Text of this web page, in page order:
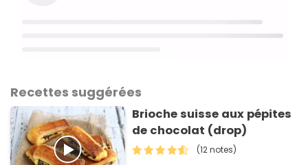
Recettes suggérées
Brioche suisse aux pépites
de chocolat (drop)
(12 notes)